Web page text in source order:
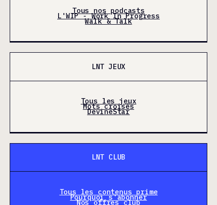
Tous nos podcasts
L'WIP - Work In Progress
Walk & Talk
LNT JEUX
Tous les jeux
Mots croisés
DevineStar
LNT CLUB
Tous les contenus prime
Pourquoi s'abonner
Nos offres club